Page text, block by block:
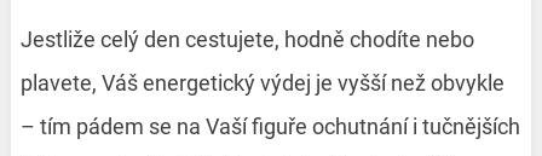
Jestliže celý den cestujete, hodně chodíte nebo
plavete, Váš energetický výdej je vyšší než obvykle
– tím pádem se na Vaší figuře ochutnání i tučnějších